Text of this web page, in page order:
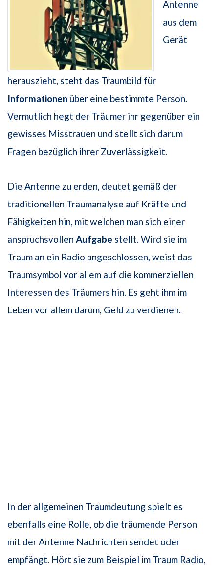
Antenne
aus dem
Gerät
herauszieht, steht das Traumbild für
Informationen über eine bestimmte Person.
Vermutlich hegt der Träumer ihr gegenüber ein
gewisses Misstrauen und stellt sich darum
Fragen bezüglich ihrer Zuverlässigkeit.
Die Antenne zu erden, deutet gemäß der
traditionellen Traumanalyse auf Kräfte und
Fähigkeiten hin, mit welchen man sich einer
anspruchsvollen Aufgabe stellt. Wird sie im
Traum an ein Radio angeschlossen, weist das
Traumsymbol vor allem auf die kommerziellen
Interessen des Träumers hin. Es geht ihm im
Leben vor allem darum, Geld zu verdienen.
In der allgemeinen Traumdeutung spielt es
ebenfalls eine Rolle, ob die träumende Person
mit der Antenne Nachrichten sendet oder
empfängt. Hört sie zum Beispiel im Traum Radio,